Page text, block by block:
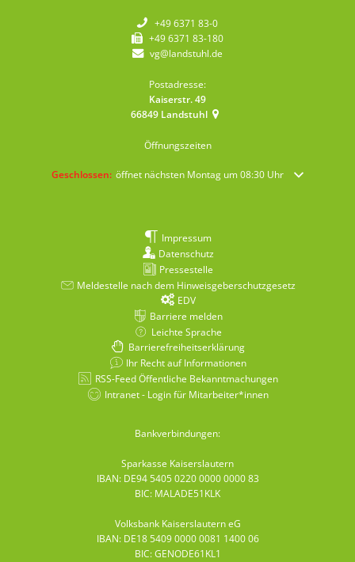
+49 6371 83-0
+49 6371 83-180
vg@landstuhl.de
Postadresse:
Kaiserstr. 49
66849 Landstuhl
Öffnungszeiten
Klicken, um weitere Öffnungs- oder Schließzeiten auszublenden
Geschlossen: öffnet nächsten Montag um 08:30 Uhr
Impressum
Datenschutz
Pressestelle
Meldestelle nach dem Hinweisgeberschutzgesetz
EDV
Barriere melden
Leichte Sprache
Barrierefreiheitserklärung
Ihr Recht auf Informationen
RSS-Feed Öffentliche Bekanntmachungen
Intranet - Login für Mitarbeiter*innen
Bankverbindungen:
Sparkasse Kaiserslautern
IBAN: DE94 5405 0220 0000 0000 83
BIC: MALADE51KLK
Volksbank Kaiserslautern eG
IBAN: DE18 5409 0000 0081 1400 06
BIC: GENODE61KL1